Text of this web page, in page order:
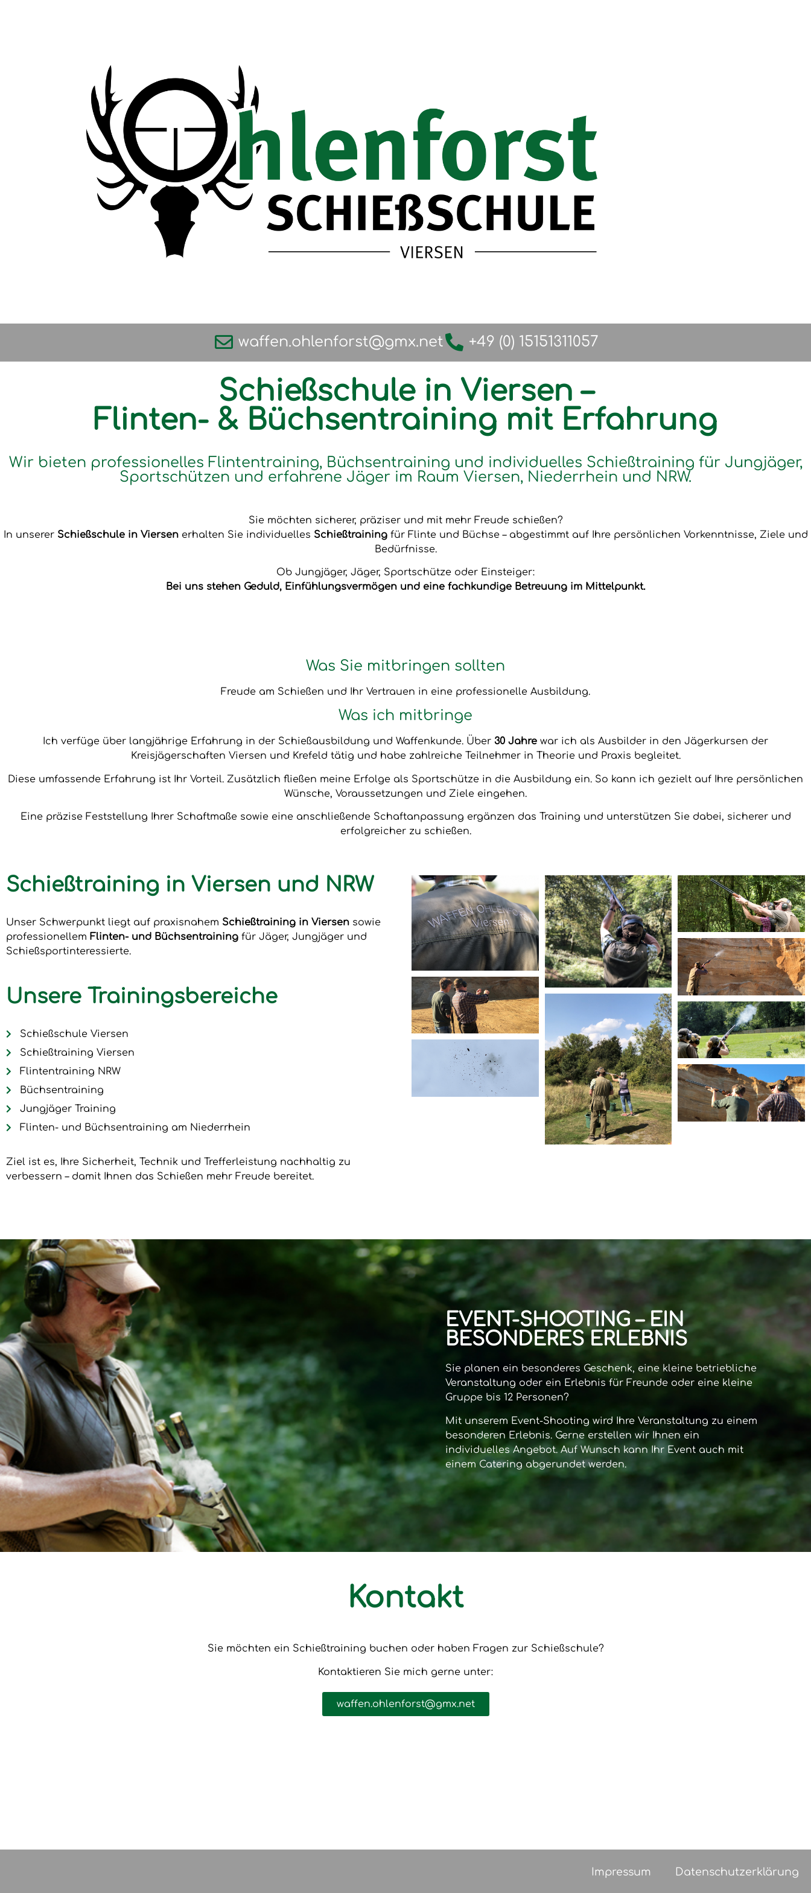
waffen.ohlenforst@gmx.net +49 (0) 15151311057
Schießschule in Viersen –
Flinten- & Büchsentraining mit Erfahrung
Wir bieten professionelles Flintentraining, Büchsentraining und individuelles Schießtraining für Jungjäger,
Sportschützen und erfahrene Jäger im Raum Viersen, Niederrhein und NRW.
Sie möchten sicherer, präziser und mit mehr Freude schießen?
In unserer Schießschule in Viersenerhalten Sie individuelles Schießtrainingfür Flinte und Büchse – abgestimmt auf Ihre persönlichen Vorkenntnisse, Ziele und
Bedürfnisse.
Ob Jungjäger, Jäger, Sportschütze oder Einsteiger:
Bei uns stehen Geduld, Einfühlungsvermögen und eine fachkundige Betreuung im Mittelpunkt.
Was Sie mitbringen sollten
Freude am Schießen und Ihr Vertrauen in eine professionelle Ausbildung.
Was ich mitbringe
Ich verfüge über langjährige Erfahrung in der Schießausbildung und Waffenkunde. Über 30 Jahre war ich als Ausbilder in den Jägerkursen der
Kreisjägerschaften Viersen und Krefeld tätig und habe zahlreiche Teilnehmer in Theorie und Praxis begleitet.
Diese umfassende Erfahrung ist Ihr Vorteil. Zusätzlich fließen meine Erfolge als Sportschütze in die Ausbildung ein. So kann ich gezielt auf Ihre persönlichen
Wünsche, Voraussetzungen und Ziele eingehen.
Eine präzise Feststellung Ihrer Schaftmaße sowie eine anschließende Schaftanpassung ergänzen das Training und unterstützen Sie dabei, sicherer und
erfolgreicher zu schießen.
Schießtraining in Viersen und NRW
Unser Schwerpunkt liegt auf praxisnahem Schießtraining in Viersen sowie
professionellem Flinten- und Büchsentraining für Jäger, Jungjäger und
Schießsportinteressierte.
Unsere Trainingsbereiche
Schießschule Viersen
Schießtraining Viersen
Flintentraining NRW
Büchsentraining
Jungjäger Training
Flinten- und Büchsentraining am Niederrhein
Ziel ist es, Ihre Sicherheit, Technik und Trefferleistung nachhaltig zu
verbessern – damit Ihnen das Schießen mehr Freude bereitet.
EVENT-SHOOTING – EIN
BESONDERES ERLEBNIS
Sie planen ein besonderes Geschenk, eine kleine betriebliche
Veranstaltung oder ein Erlebnis für Freunde oder eine kleine
Gruppe bis 12 Personen?
Mit unserem Event-Shooting wird Ihre Veranstaltung zu einem
besonderen Erlebnis. Gerne erstellen wir Ihnen ein
individuelles Angebot. Auf Wunsch kann Ihr Event auch mit
einem Catering abgerundet werden.
Kontakt
Sie möchten ein Schießtraining buchen oder haben Fragen zur Schießschule?
Kontaktieren Sie mich gerne unter:
waffen.ohlenforst@gmx.net
Impressum Datenschutzerklärung